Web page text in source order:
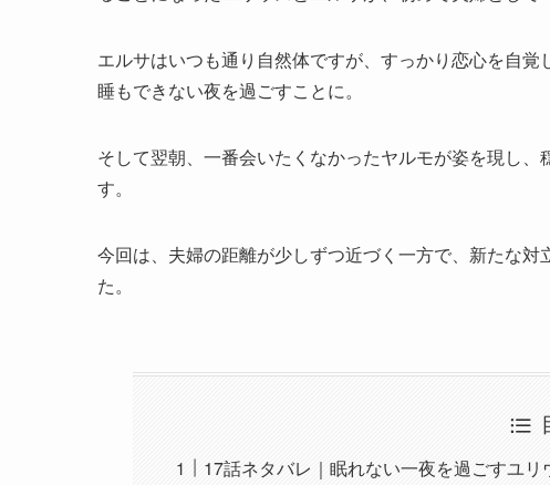
エルサはいつも通り自然体ですが、すっかり恋心を自
睡もできない夜を過ごすことに。
そして翌朝、一番会いたくなかったヤルモが姿を現し
す。
今回は、夫婦の距離が少しずつ近づく一方で、新たな
た。
17話ネタバレ｜眠れない一夜を過ごすユリ